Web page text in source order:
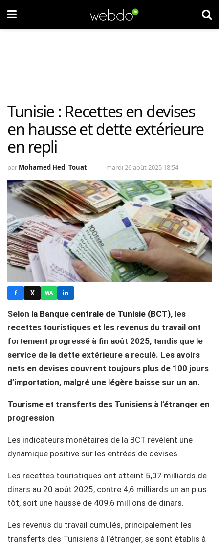
Tunisie : Recettes en devises
en hausse et dette extérieure
en repli
par Mohamed Hedi Touati mardi 26 août 2025 18:54
f X WA in
Selon la Banque centrale de Tunisie (BCT), les
recettes touristiques et les revenus du travail ont
fortement progressé à fin août 2025, tandis que le
service de la dette extérieure a reculé. Les avoirs
nets en devises couvrent toujours plus de 100 jours
d’importation, malgré une légère baisse sur un an.
Tourisme et transferts des Tunisiens à l’étranger en
progression
Les indicateurs monétaires de la BCT révèlent une
dynamique positive sur les entrées de devises.
Les recettes touristiques ont atteint 5,07 milliards de
dinars au 20 août 2025, contre 4,6 milliards un an plus
tôt, soit une hausse de 409,6 millions de dinars.
Les revenus du travail cumulés, principalement les
transferts des Tunisiens à l’étranger, se sont établis à